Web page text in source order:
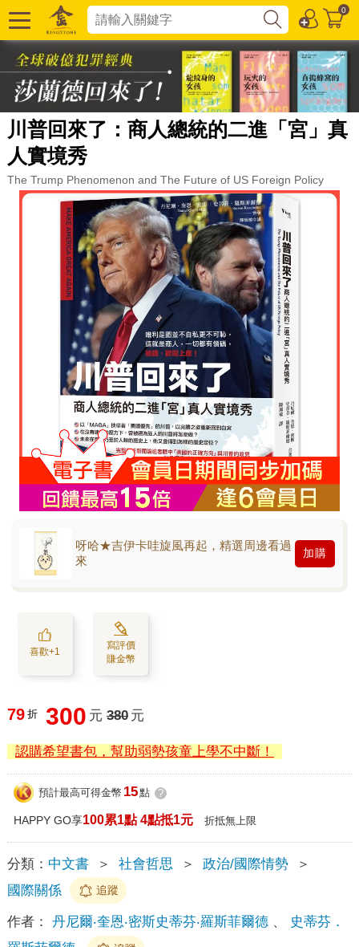
0
川普回來了：商人總統的二進「宮」真
人實境秀
The Trump Phenomenon and The Future of US Foreign Policy
呀哈★吉伊卡哇旋風再起，精選周邊看過
來
加購
喜歡+1
寫評價
賺金幣
79 折 300 元 380 元
認購希望書包，幫助弱勢孩童上學不中斷！
預計最高可得金幣 15點 ?
HAPPY GO享100累1點 4點抵1元 折抵無上限
分類： 中文書 ＞ 社會哲思 ＞ 政治/國際情勢
＞
國際關係
追蹤
作者： 丹尼爾‧奎恩‧密斯史蒂芬‧羅斯菲爾德、
史蒂芬．